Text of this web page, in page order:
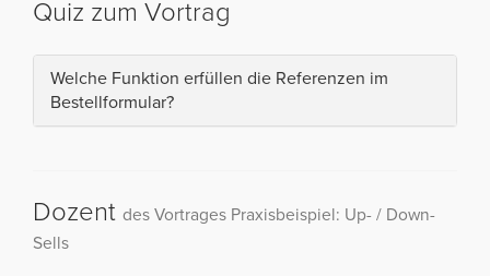
Quiz zum Vortrag
Welche Funktion erfüllen die Referenzen im
Bestellformular?
Dozent des Vortrages Praxisbeispiel: Up- / Down-
Sells